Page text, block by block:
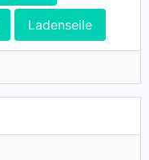
Ladenseile